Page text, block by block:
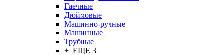
Гаечные
Дюймовые
Машинно-ручные
Машинные
Трубные
+ ЕЩЕ 3